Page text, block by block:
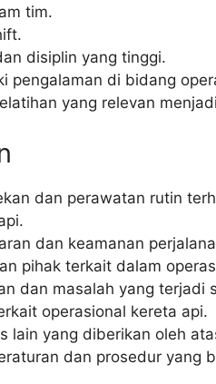
tim.
disiplin yang tinggi.
pengalaman di bidang
yang relevan
dan perawatan rutin
dan keamanan
pihak terkait dalam
dan masalah yang terjadi
operasional kereta api.
lain yang diberikan oleh
dan prosedur yang